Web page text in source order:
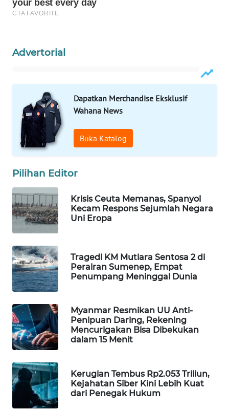
Advertorial
Dapatkan Merchandise Eksklusif
Wahana News
Buka Katalog
Pilihan Editor
Krisis Ceuta Memanas, Spanyol
Kecam Respons Sejumlah Negara
Uni Eropa
Tragedi KM Mutiara Sentosa 2 di
Perairan Sumenep, Empat
Penumpang Meninggal Dunia
Myanmar Resmikan UU Anti-
Penipuan Daring, Rekening
Mencurigakan Bisa Dibekukan
dalam 15 Menit
Kerugian Tembus Rp2.053 Triliun,
Kejahatan Siber Kini Lebih Kuat
dari Penegak Hukum
WAHANA
TRAVEL
TV
ID
WAHANANEWS
CO ID
WAHANANEWS
NET
WAHANA
SPORT
WAHANA
WAHANA
SELEB
WAHANA
PERSONA
WAHANA
WAHANA
HEALTH